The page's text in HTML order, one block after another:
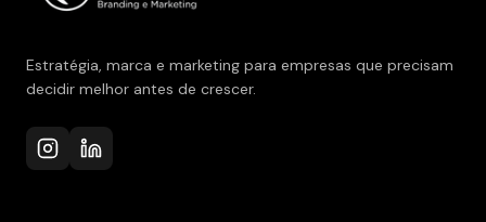
Estratégia, marca e marketing para empresas que precisam
decidir melhor antes de crescer.